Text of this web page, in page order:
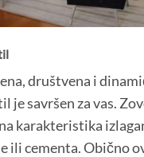
društvena i
je savršen za vas.
karakteristika
ili cementa. Obično